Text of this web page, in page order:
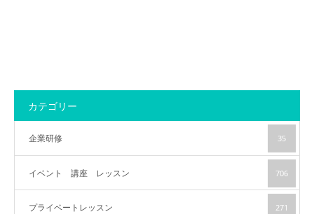
カテゴリー
企業研修 35
イベント 講座 レッスン 706
プライベートレッスン 271